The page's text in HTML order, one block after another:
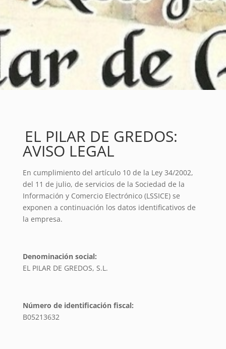
EL PILAR DE GREDOS:
AVISO LEGAL
En cumplimiento del artículo 10 de la Ley 34/2002,
del 11 de julio, de servicios de la Sociedad de la
Información y Comercio Electrónico (LSSICE) se
exponen a continuación los datos identificativos de
la empresa.
Denominación social:
EL PILAR DE GREDOS, S.L.
Número de identificación fiscal:
B05213632